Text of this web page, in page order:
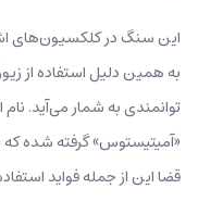
این سنگ در کلکسیون‌های
به همین دلیل استفاده از
توانمندی به شمار می‌آید.
«آمیتیستوس» گرفته شده که
قضا این از جمله فواید